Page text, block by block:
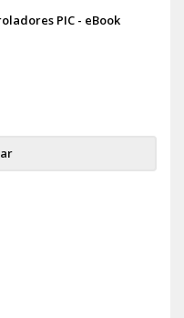
PIC - eBook